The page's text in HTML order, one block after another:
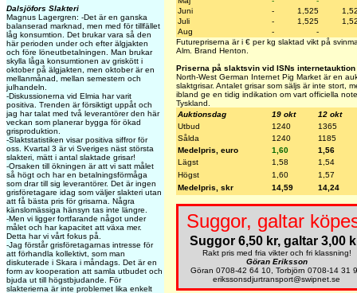
Dalsjöfors Slakteri
Magnus Lagergren: -Det är en ganska
balanserad marknad, men med för tillfället
låg konsumtion. Det brukar vara så den
här perioden under och efter älgjakten
och före löneutbetalningen. Man brukar
skylla låga konsumtionen av griskött i
oktober på älgjakten, men oktober är en
mellanmånad, mellan semestern och
julhandeln.
-Diskussionerna vid Elmia har varit
positiva. Trenden är försiktigt uppåt och
jag har talat med två leverantörer den här
veckan som planerar bygga för ökad
grisproduktion.
-Slaktstatistiken visar positiva siffror för
oss. Kvartal 3 är vi Sveriges näst största
slakteri, mätt i antal slaktade grisar!
-Orsaken till ökningen är att vi satt målet
så högt och har en betalningsförmåga
som drar till sig leverantörer. Det är ingen
grisföretagare idag som väljer slakteri utan
att få bästa pris för grisarna. Några
känslomässiga hänsyn tas inte längre.
-Men vi ligger fortfarande något under
målet och har kapacitet att växa mer.
Detta har vi vårt fokus på.
-Jag förstår grisföretagarnas intresse för
att förhandla kollektivt, som man
diskuterade i Skara i måndags. Det är en
form av kooperation att samla utbudet och
bjuda ut till högstbjudande. För
slakterierna är inte problemet lika enkelt
Juni
- 1,525
Juli
- 1,525
Aug
-
-
Futurepriserna är i € per kg slaktad vikt på
Alm. Brand Henton.
Priserna på slaktsvin vid ISNs internetauktion
North-West German Internet Pig Market är en
slaktgrisar. Antalet grisar som säljs är inte stort,
ibland ge en tidig indikation om vart officiella
Tyskland.
Auktionsdag
19 okt
12 okt
Utbud
1240
1365
Sålda
1240
1185
Medelpris, euro
1,60
1,56
Lägst
1,58
1,54
Högst
1,60
1,57
Medelpris, skr
14,59 14,24
Suggor, galtar
Suggor 6,50 kr, galtar 3,00
Rakt pris med fria vikter och fri klassning!
Göran Eriksson
Göran 0708-42 64 10, Torbjörn 0708-14 31
erikssonsdjurtransport@swipnet.se